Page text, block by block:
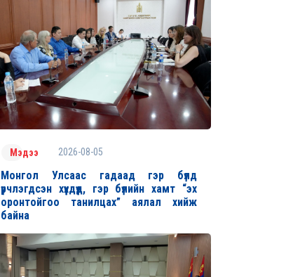
Мэдээ 2026-08-05
Монгол Улсаас гадаад гэр бүлд
үрчлэгдсэн хүүхдүүд, гэр бүлийн хамт “эх
оронтойгоо танилцах” аялал хийж
байна